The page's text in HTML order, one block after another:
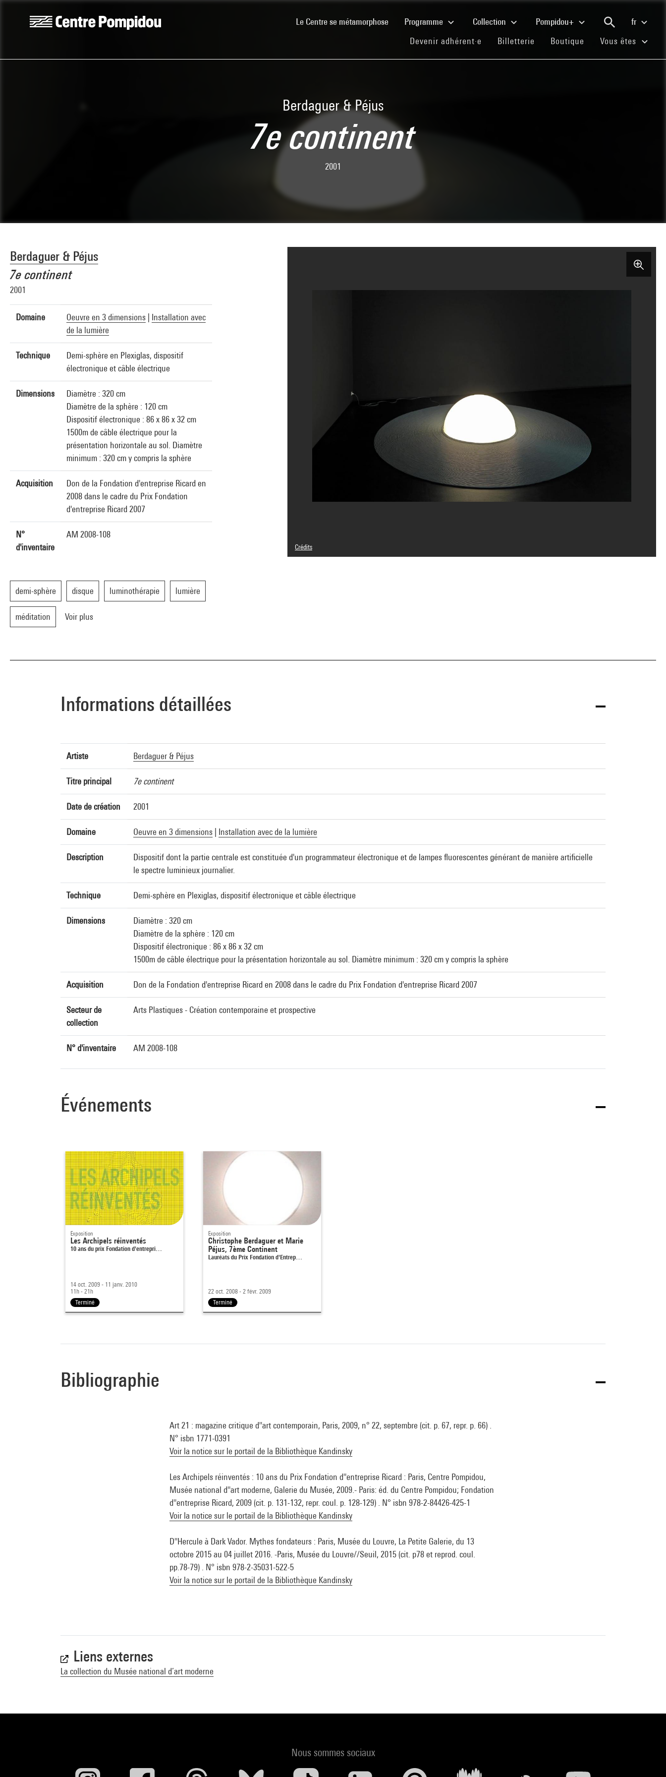
Le Centre se métamorphose(current)Programme Collection Pompidou+
fr
Devenir adhérent·e (current)
Billetterie (current)
Boutique (current)
Vous êtes
Berdaguer & Péjus
7e continent
2001
Berdaguer & Péjus
7e continent
2001
Domaine Oeuvre en 3 dimensions
Installation avec
de la lumière
Technique
Demi-sphère en Plexiglas, dispositif
électronique et câble électrique
Dimensions
Diamètre : 320 cm
Diamètre de la sphère : 120 cm
Dispositif électronique : 86 x 86 x 32 cm
1500m de câble électrique pour la
présentation horizontale au sol. Diamètre
minimum : 320 cm y compris la sphère
Acquisition
Don de la Fondation d'entreprise Ricard en
2008 dans le cadre du Prix Fondation
d'entreprise Ricard 2007
N°
d'inventaire
AM 2008-108
demi-sphère disque luminothérapie lumière
méditation Voir plus
Crédits
Légende : Vue dans l'exposition "Les archipels réinventés", Galerie du Musée, Centre Pompidou, oct. 2009
Informations détaillées
Artiste Berdaguer & Péjus
Titre principal 7e continent
Date de création 2001
Domaine Oeuvre en 3 dimensions Installation avec de la lumière
Description
Dispositif dont la partie centrale est constituée d'un programmateur électronique et de lampes fluorescentes générant de manière artificielle
le spectre luminieux journalier.
Technique Demi-sphère en Plexiglas, dispositif électronique et câble électrique
Dimensions
Diamètre : 320 cm
Diamètre de la sphère : 120 cm
Dispositif électronique : 86 x 86 x 32 cm
1500m de câble électrique pour la présentation horizontale au sol. Diamètre minimum : 320 cm y compris la sphère
Acquisition Don de la Fondation d'entreprise Ricard en 2008 dans le cadre du Prix Fondation d'entreprise Ricard 2007
Secteur de
collection
Arts Plastiques - Création contemporaine et prospective
N° d'inventaire AM 2008-108
Événements
Exposition
Les Archipels réinventés
10 ans du prix Fondation d'entrepri…
14 oct. 2009 - 11 janv. 2010
11h - 21h
Terminé
Exposition
Christophe Berdaguer et Marie
Péjus, 7ème Continent
Lauréats du Prix Fondation d'Entrep…
22 oct. 2008 - 2 févr. 2009
Terminé
Bibliographie
Art 21 : magazine critique d''art contemporain, Paris, 2009, n° 22, septembre (cit. p. 67, repr. p. 66) .
N° isbn 1771-0391
Voir la notice sur le portail de la Bibliothèque Kandinsky
Les Archipels réinventés : 10 ans du Prix Fondation d''entreprise Ricard : Paris, Centre Pompidou,
Musée national d''art moderne, Galerie du Musée, 2009.- Paris: éd. du Centre Pompidou; Fondation
d''entreprise Ricard, 2009 (cit. p. 131-132, repr. coul. p. 128-129) . N° isbn 978-2-84426-425-1
Voir la notice sur le portail de la Bibliothèque Kandinsky
D''Hercule à Dark Vador. Mythes fondateurs : Paris, Musée du Louvre, La Petite Galerie, du 13
octobre 2015 au 04 juillet 2016. -Paris, Musée du Louvre//Seuil, 2015 (cit. p78 et reprod. coul.
pp.78-79) . N° isbn 978-2-35031-522-5
Voir la notice sur le portail de la Bibliothèque Kandinsky
Liens externes
La collection du Musée national d’art moderne
Nous sommes sociaux